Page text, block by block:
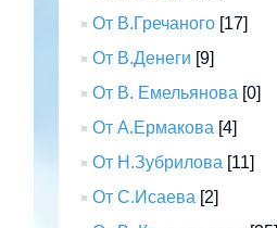
От В.Гречаного [17]
От В.Денеги [9]
От В. Емельянова [0]
От А.Ермакова [4]
От Н.Зубрилова [11]
От С.Исаева [2]